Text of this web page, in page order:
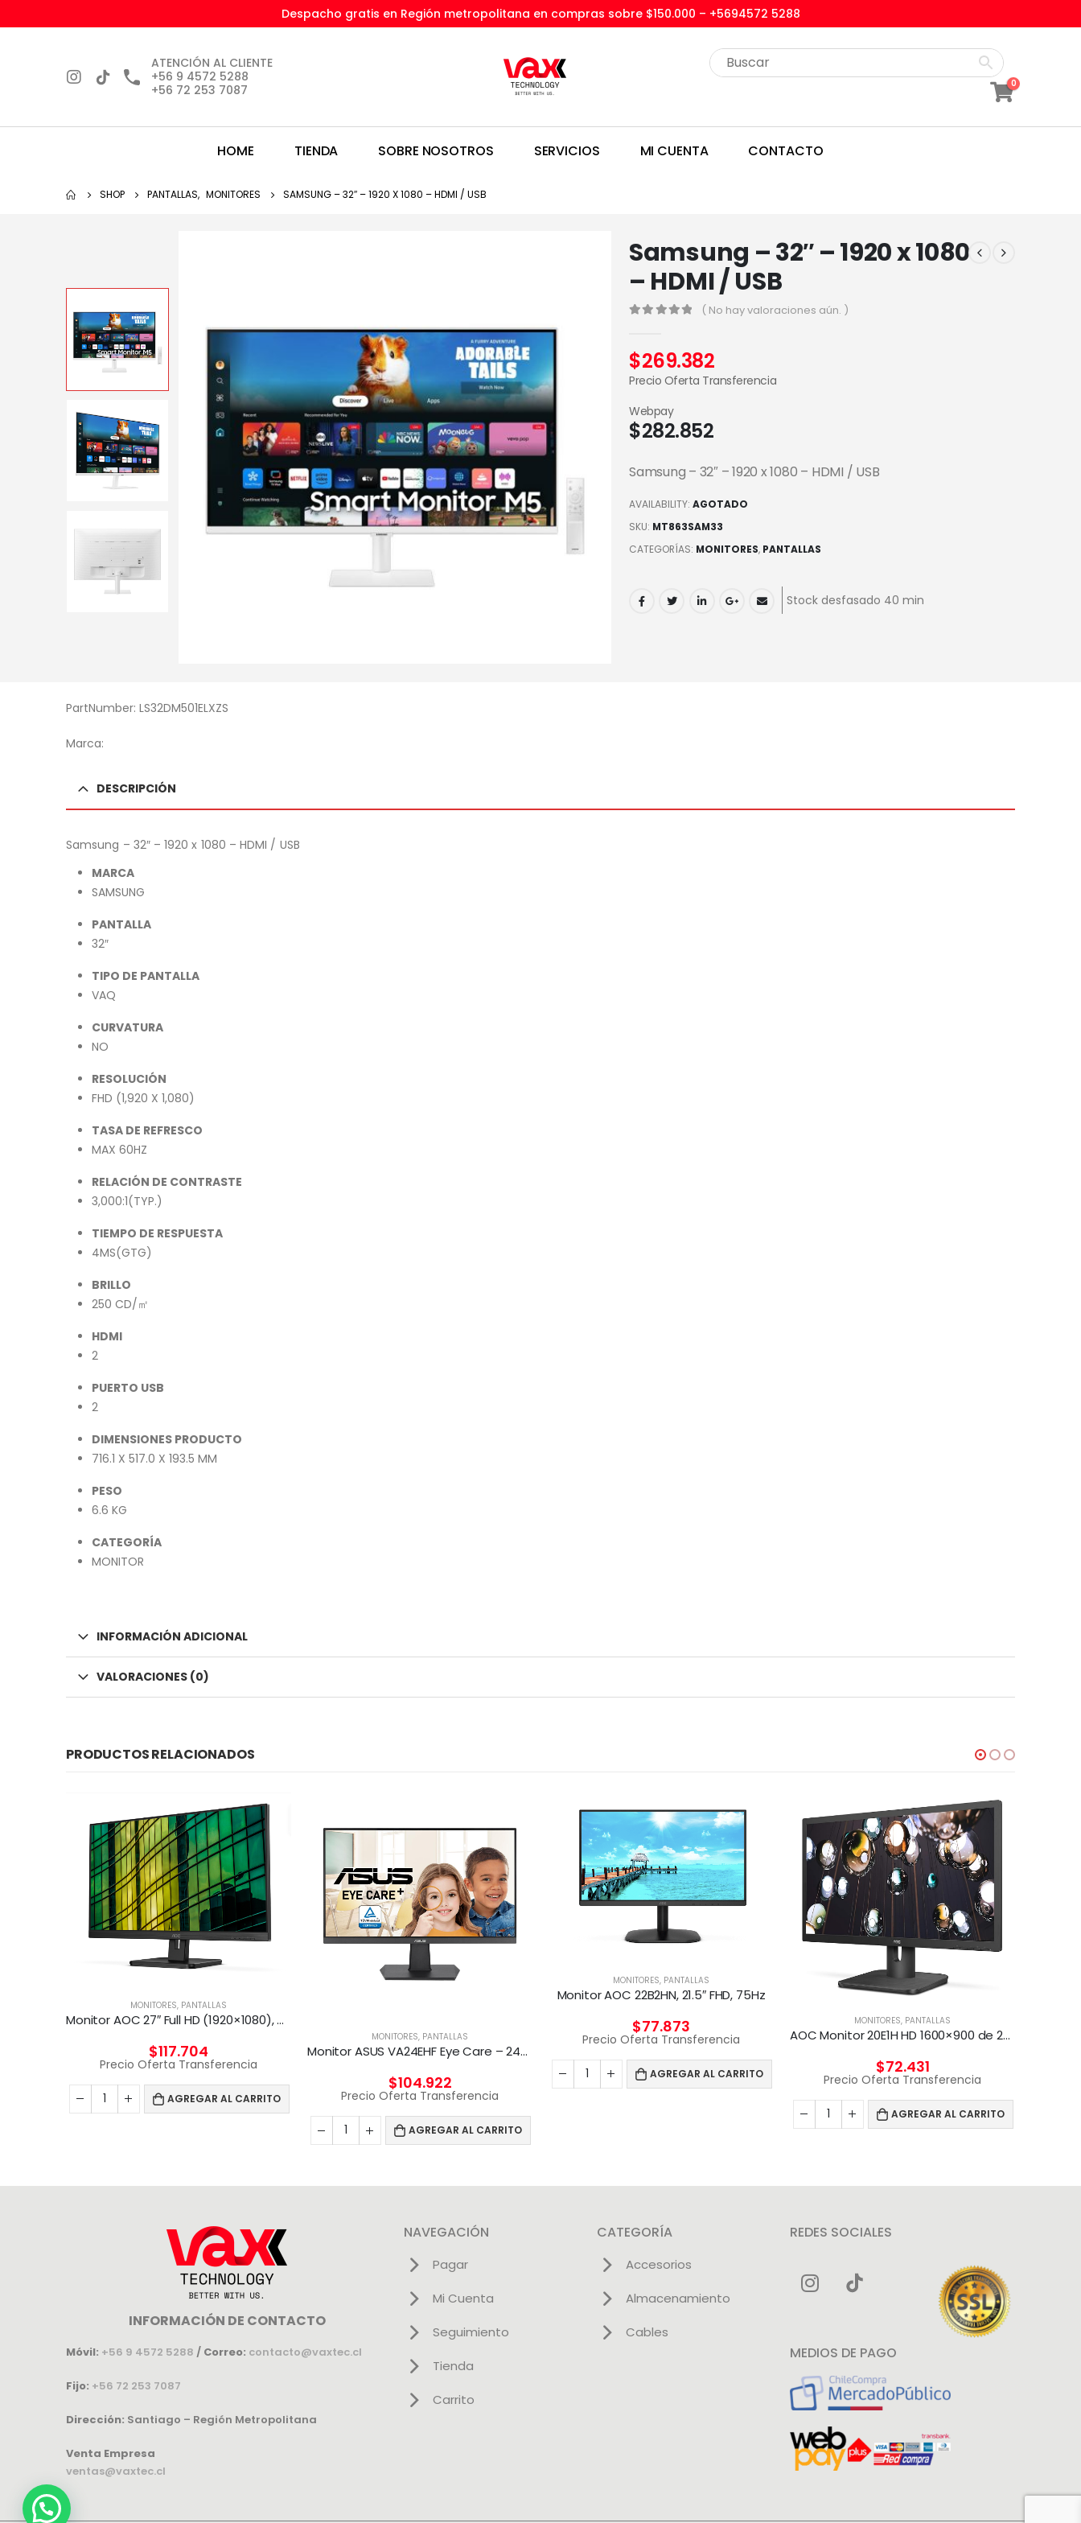
Despacho gratis en Región metropolitana en compras sobre $150.000 – +5694572 5288
ATENCIÓN AL CLIENTE
+56 9 4572 5288
+56 72 253 7087
0
HOME TIENDA SOBRE NOSOTROS SERVICIOS MI CUENTA CONTACTO
SHOP PANTALLAS, MONITORES SAMSUNG – 32″ – 1920 X 1080 – HDMI / USB
Samsung – 32″ – 1920 x 1080
– HDMI / USB
( No hay valoraciones aún. )
$269.382
Precio Oferta Transferencia
$282.852
Webpay
Samsung – 32″ – 1920 x 1080 – HDMI / USB
AVAILABILITY: AGOTADO
SKU: MT863SAM33
CATEGORÍAS: MONITORES, PANTALLAS
Stock desfasado 40 min
PartNumber: LS32DM501ELXZS
Marca:
DESCRIPCIÓN
Samsung – 32″ – 1920 x 1080 – HDMI / USB
MARCA
SAMSUNG
PANTALLA
32″
TIPO DE PANTALLA
VAQ
CURVATURA
NO
RESOLUCIÓN
FHD (1,920 X 1,080)
TASA DE REFRESCO
MAX 60HZ
RELACIÓN DE CONTRASTE
3,000:1(TYP.)
TIEMPO DE RESPUESTA
4MS(GTG)
BRILLO
250 CD/㎡
HDMI
2
PUERTO USB
2
DIMENSIONES PRODUCTO
716.1 X 517.0 X 193.5 MM
PESO
6.6 KG
CATEGORÍA
MONITOR
INFORMACIÓN ADICIONAL
VALORACIONES (0)
PRODUCTOS RELACIONADOS
MONITORES, PANTALLAS
Monitor AOC 27″ Full HD (1920×1080), 75Hz, HDMI/VGA
$117.704
Precio Oferta Transferencia
AGREGAR AL CARRITO
MONITORES, PANTALLAS
Monitor ASUS VA24EHF Eye Care – 24/ De 100Hz.
$104.922
Precio Oferta Transferencia
AGREGAR AL CARRITO
MONITORES, PANTALLAS
Monitor AOC 22B2HN, 21.5″ FHD, 75Hz
$77.873
Precio Oferta Transferencia
AGREGAR AL CARRITO
MONITORES, PANTALLAS
AOC Monitor 20E1H HD 1600×900 de 20 pulgadas, HDMI/VGA
$72.431
Precio Oferta Transferencia
AGREGAR AL CARRITO
INFORMACIÓN DE CONTACTO
Móvil: +56 9 4572 5288 / Correo: contacto@vaxtec.cl
Fijo: +56 72 253 7087
Dirección: Santiago – Región Metropolitana
Venta Empresa
ventas@vaxtec.cl
NAVEGACIÓN
Pagar
Mi Cuenta
Seguimiento
Tienda
Carrito
CATEGORÍA
Accesorios
Almacenamiento
Cables
REDES SOCIALES
MEDIOS DE PAGO